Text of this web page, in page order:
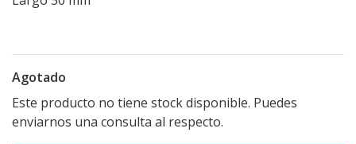
Agotado
Este producto no tiene stock disponible. Puedes
enviarnos una consulta al respecto.